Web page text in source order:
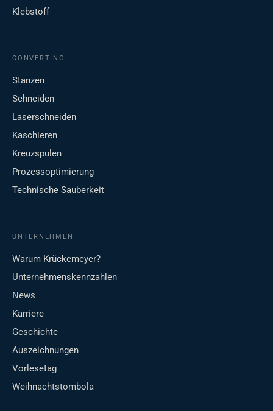
Klebstoff
CONVERTING
Stanzen
Schneiden
Laserschneiden
Kaschieren
Kreuzspulen
Prozessoptimierung
Technische Sauberkeit
UNTERNEHMEN
Warum Krückemeyer?
Unternehmenskennzahlen
News
Karriere
Geschichte
Auszeichnungen
Vorlesetag
Weihnachtstombola